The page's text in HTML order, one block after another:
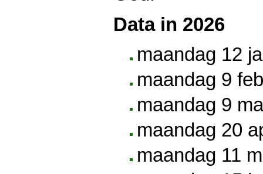
Data in 2026
maandag 12
maandag 9
maandag 9
maandag 20
maandag 11